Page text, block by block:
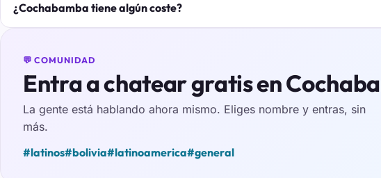
¿Cochabamba tiene algún coste?
💬 COMUNIDAD
Entra a chatear gratis en
La gente está hablando ahora mismo. Eliges nombre y entras, sin
más.
#latinos#bolivia#latinoamerica#general